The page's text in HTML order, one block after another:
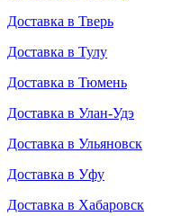
Доставка в Тверь
Доставка в Тулу
Доставка в Тюмень
Доставка в Улан-Удэ
Доставка в Ульяновск
Доставка в Уфу
Доставка в Хабаровск